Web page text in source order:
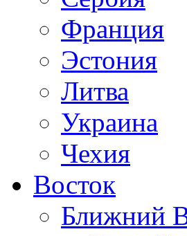
Франция
Эстония
Литва
Украина
Чехия
Восток
Ближний